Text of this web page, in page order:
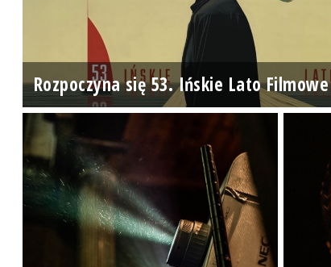
Rozpoczyna się 53. Ińskie Lato Filmowe